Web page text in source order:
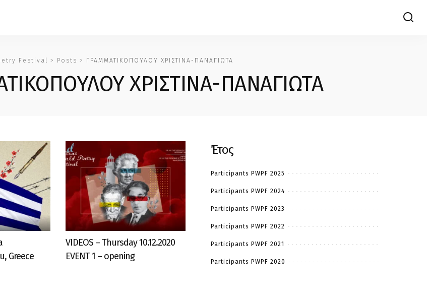
Festival > Posts > ΓΡΑΜΜΑΤΙΚΟΠΟΥΛΟΥ ΧΡΙΣΤΙΝΑ-ΠΑΝΑΓΙΩΤΑ
ΧΡΙΣΤΙΝΑ-ΠΑΝΑΓΙΩΤΑ
Greece
VIDEOS – Thursday 10.12.2020
EVENT 1 – opening
Έτος
Participants PWPF 2025
Participants PWPF 2024
Participants PWPF 2023
Participants PWPF 2022
Participants PWPF 2021
Participants PWPF 2020